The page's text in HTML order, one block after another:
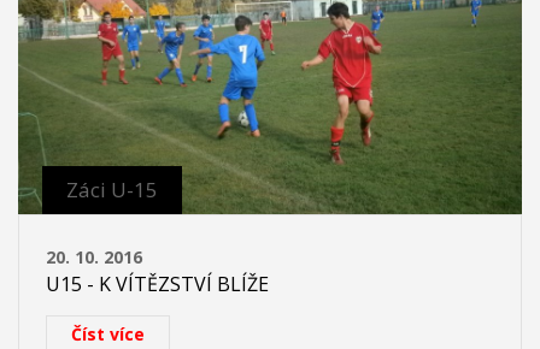
Záci U-15
20. 10. 2016
U15 - K VÍTĚZSTVÍ BLÍŽE
Číst více